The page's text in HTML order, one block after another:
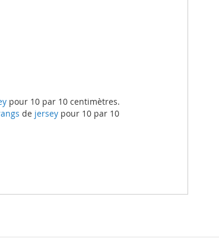
pour 10 par 10 centimètres.
de jersey pour 10 par 10